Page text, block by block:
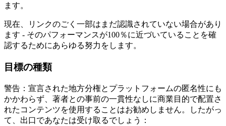
ます。
現在、リンクのごく一部はまだ認識されていない場合があり
ます - そのパフォーマンスが100％に近づいていることを確
認するためにあらゆる努力をします。
目標の種類
警告：宣言された地方分権とプラットフォームの匿名性にも
かかわらず、著者との事前の一貫性なしに商業目的で配置さ
れたコンテンツを使用することはお勧めしません。したがっ
て、出口であなたは受け取るでしょう：